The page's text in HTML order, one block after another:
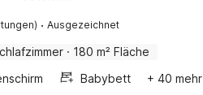
· Ausgezeichnet
· 180 m² Fläche
Babybett
+ 40 mehr